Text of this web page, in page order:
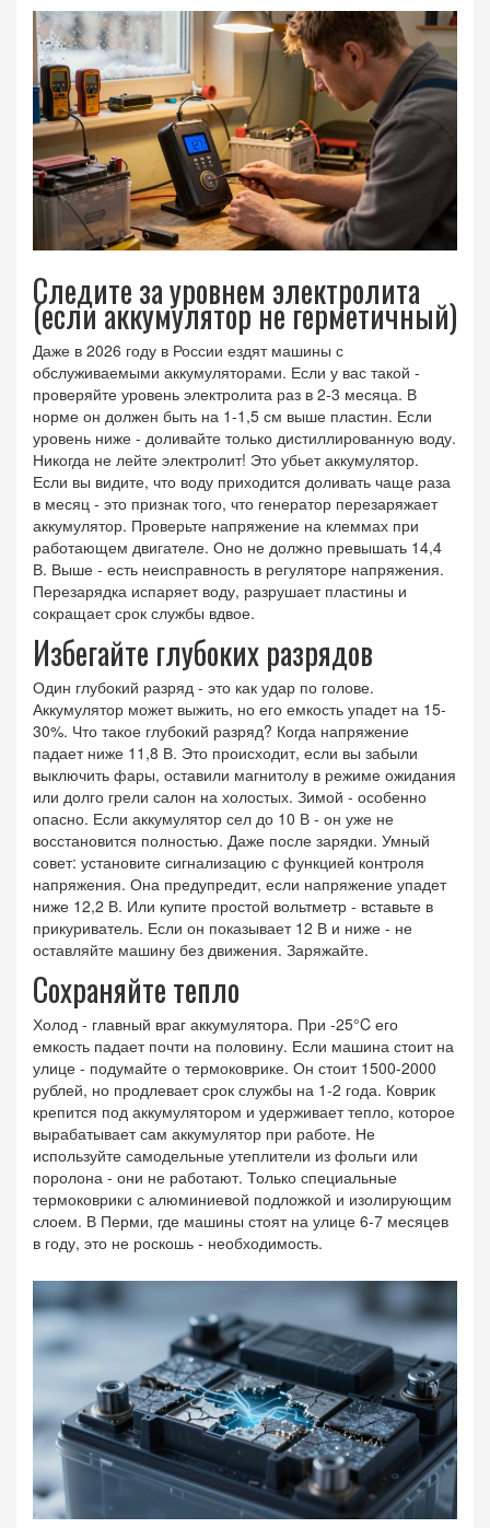
Следите за уровнем электролита
(если аккумулятор не герметичный)
Даже в 2026 году в России ездят машины с
обслуживаемыми аккумуляторами. Если у вас такой -
проверяйте уровень электролита раз в 2-3 месяца. В
норме он должен быть на 1-1,5 см выше пластин. Если
уровень ниже - доливайте только дистиллированную воду.
Никогда не лейте электролит! Это убьет аккумулятор.
Если вы видите, что воду приходится доливать чаще раза
в месяц - это признак того, что генератор перезаряжает
аккумулятор. Проверьте напряжение на клеммах при
работающем двигателе. Оно не должно превышать 14,4
В. Выше - есть неисправность в регуляторе напряжения.
Перезарядка испаряет воду, разрушает пластины и
сокращает срок службы вдвое.
Избегайте глубоких разрядов
Один глубокий разряд - это как удар по голове.
Аккумулятор может выжить, но его емкость упадет на 15-
30%. Что такое глубокий разряд? Когда напряжение
падает ниже 11,8 В. Это происходит, если вы забыли
выключить фары, оставили магнитолу в режиме ожидания
или долго грели салон на холостых. Зимой - особенно
опасно. Если аккумулятор сел до 10 В - он уже не
восстановится полностью. Даже после зарядки. Умный
совет: установите сигнализацию с функцией контроля
напряжения. Она предупредит, если напряжение упадет
ниже 12,2 В. Или купите простой вольтметр - вставьте в
прикуриватель. Если он показывает 12 В и ниже - не
оставляйте машину без движения. Заряжайте.
Сохраняйте тепло
Холод - главный враг аккумулятора. При -25°C его
емкость падает почти на половину. Если машина стоит на
улице - подумайте о термоковрике. Он стоит 1500-2000
рублей, но продлевает срок службы на 1-2 года. Коврик
крепится под аккумулятором и удерживает тепло, которое
вырабатывает сам аккумулятор при работе. Не
используйте самодельные утеплители из фольги или
поролона - они не работают. Только специальные
термоковрики с алюминиевой подложкой и изолирующим
слоем. В Перми, где машины стоят на улице 6-7 месяцев
в году, это не роскошь - необходимость.